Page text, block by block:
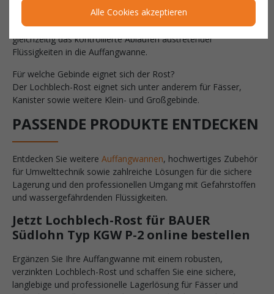
Welche Funktion erfüllt der Lochblech-Rost?
Er dient als stabile Abstellfläche für Gebinde und ermöglicht
gleichzeitig das kontrollierte Ablaufen austretender
Flüssigkeiten in die Auffangwanne.
Für welche Gebinde eignet sich der Rost?
Der Lochblech-Rost eignet sich unter anderem für Fässer,
Kanister sowie weitere Klein- und Großgebinde.
PASSENDE PRODUKTE ENTDECKEN
Entdecken Sie weitere Auffangwannen, hochwertiges Zubehör
für Umwelttechnik sowie zahlreiche Lösungen für die sichere
Lagerung und den professionellen Umgang mit Gefahrstoffen
und wassergefährdenden Flüssigkeiten.
Jetzt Lochblech-Rost für BAUER
Südlohn Typ KGW P-2 online bestellen
Ergänzen Sie Ihre Auffangwanne mit einem robusten,
verzinkten Lochblech-Rost und schaffen Sie eine sichere,
langlebige und professionelle Lagerlösung für Fässer und
Alle Cookies akzeptieren